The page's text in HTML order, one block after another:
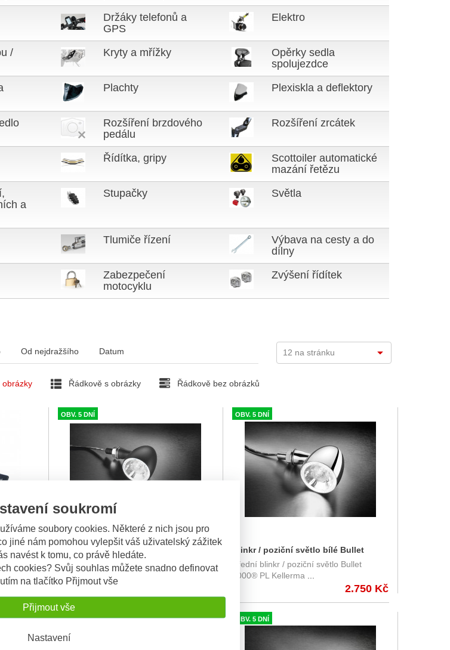
soukromí
soubory cookies. Některé z nich jsou pro
jiné nám pomohou vylepšit váš uživatelský zážitek
navést k tomu, co právě hledáte.
cookies? Svůj souhlas můžete snadno definovat
na tlačítko Přijmout vše
Přijmout vše
Nastavení
Držáky telefonů a
GPS
Elektro
/
Kryty a mřížky
Opěrky sedla
spolujezdce
Plachty Plexiskla a deflektory
Rozšíření brzdového
pedálu
Rozšíření zrcátek
Řídítka, gripy
Scottoiler automatické
mazání řetězu
a
Stupačky Světla
Tlumiče řízení
Výbava na cesty a do
dílny
Zabezpečení
motocyklu
Zvýšení řídítek
Od nejdražšího Datum
obrázky Řádkově s obrázky Řádkově bez obrázků
a
je
OBV. 5 DNÍ
Blinkr / poziční světlo bílé Bullet
1000® PL Kellermann - černé tělo, čiré
sklo
Přední blinkr / poziční světlo Bullet
1000® PL Kellerma
OBV. 5 DNÍ
Blinkr / poziční světlo bílé Bullet
1000® PL Kellermann - chromované
tělo, čiré sklo
Přední blinkr / poziční světlo Bullet
1000® PL Kellerma
2.750 Kč
OBV. 5 DNÍ OBV. 5 DNÍ